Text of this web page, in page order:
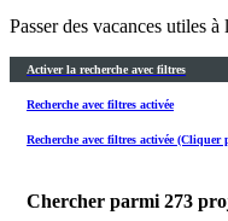
Passer des vacances utiles
Activer la recherche avec filtres
Recherche avec filtres activée
Recherche avec filtres activée (Cliquer
Chercher parmi 273